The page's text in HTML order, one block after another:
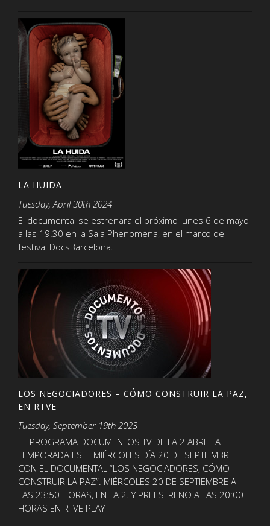
LA HUIDA
Tuesday, April 30th 2024
El documental se estrenara el próximo lunes 6 de mayo
a las 19.30 en la Sala Phenomena, en el marco del
festival DocsBarcelona.
LOS NEGOCIADORES – CÓMO CONSTRUIR LA PAZ,
EN RTVE
Tuesday, September 19th 2023
EL PROGRAMA DOCUMENTOS TV DE LA 2 ABRE LA
TEMPORADA ESTE MIÉRCOLES DÍA 20 DE SEPTIEMBRE
CON EL DOCUMENTAL “LOS NEGOCIADORES, CÓMO
CONSTRUIR LA PAZ”. MIÉRCOLES 20 DE SEPTIEMBRE A
LAS 23:50 HORAS, EN LA 2. Y PREESTRENO A LAS 20:00
HORAS EN RTVE PLAY